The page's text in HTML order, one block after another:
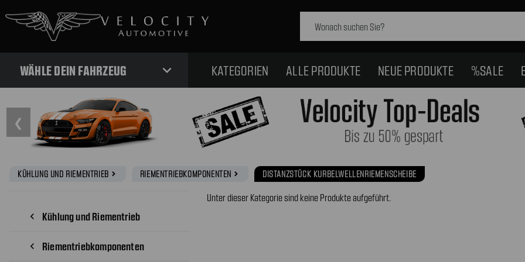
WÄHLE DEIN FAHRZEUG expand_more KATEGORIEN ALLE PRODUKTE NEUE PRODUKTE %SALE
❮
KÜHLUNG UND RIEMENTRIEB navigate_next RIEMENTRIEBKOMPONENTEN navigate_next DISTANZSTÜCK KURBELWELLENRIEMENSCHEIBE
navigate_before Kühlung und Riementrieb
navigate_before Riementriebkomponenten
Unter dieser Kategorie sind keine Produkte aufgeführt.